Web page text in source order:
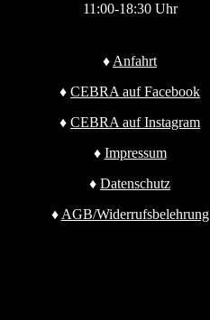
11:00-18:30 Uhr
♦ Anfahrt
♦ CEBRA auf Facebook
♦ CEBRA auf Instagram
♦ Impressum
♦ Datenschutz
♦ AGB/Widerrufsbelehrung